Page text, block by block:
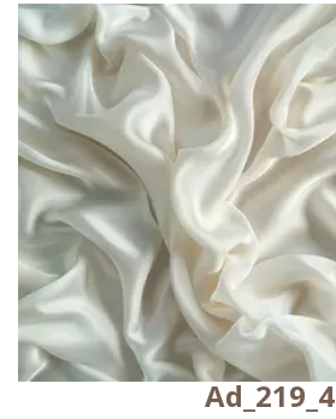
Ad_219_4